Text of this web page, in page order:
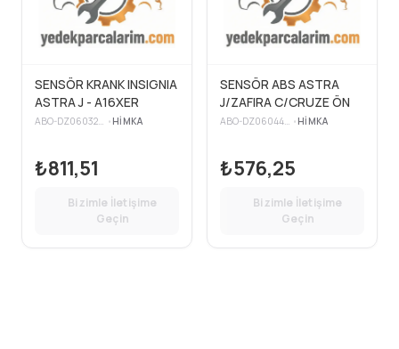
SENSÖR KRANK INSIGNIA
ASTRA J - A16XER
• HIMKA
₺811,51
Bizimle İletişime
Geçin
SENSÖR ABS ASTRA
J/ZAFIRA C/CRUZE ÖN
• HIMKA
₺576,25
Bizimle İletişime
Geçin